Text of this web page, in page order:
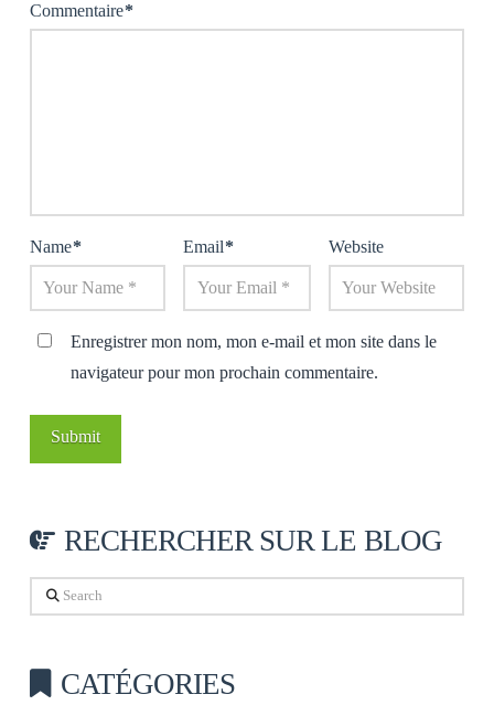
Commentaire*
Name* Email* Website
Enregistrer mon nom, mon e-mail et mon site dans le
navigateur pour mon prochain commentaire.
RECHERCHER SUR LE BLOG
Search
CATÉGORIES